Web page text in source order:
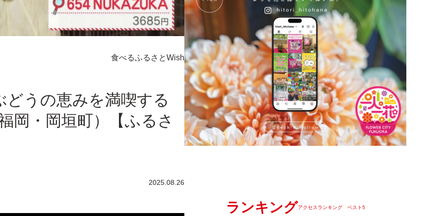
食べるふるさとWish
うの恵みを満喫する
岡・岡垣町）【ふるさ
2025.08.26
ランキングアクセスランキング ベスト5